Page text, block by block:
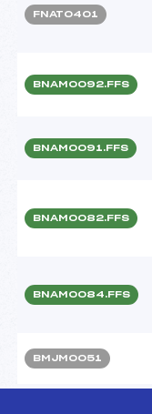
FNAT0401
BNAM0092.FFS
BNAM0091.FFS
BNAM0082.FFS
BNAM0084.FFS
BMJM0051